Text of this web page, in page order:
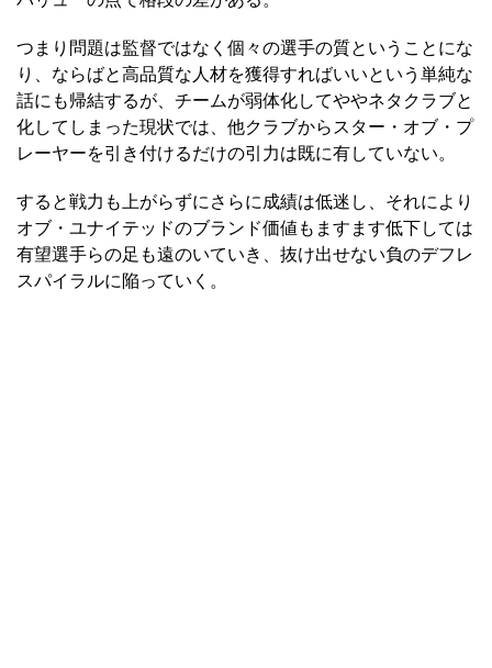
つまり問題は監督ではなく個々の選手の質ということにな
り、ならばと高品質な人材を獲得すればいいという単純な
話にも帰結するが、チームが弱体化してややネタクラブと
化してしまった現状では、他クラブからスター・オブ・プ
レーヤーを引き付けるだけの引力は既に有していない。
すると戦力も上がらずにさらに成績は低迷し、それにより
オブ・ユナイテッドのブランド価値もますます低下しては
有望選手らの足も遠のいていき、抜け出せない負のデフレ
スパイラルに陥っていく。